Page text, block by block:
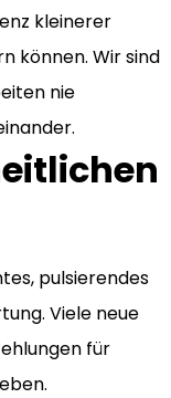
kleinerer
können. Wir sind
nie
pulsierendes
Viele neue
für